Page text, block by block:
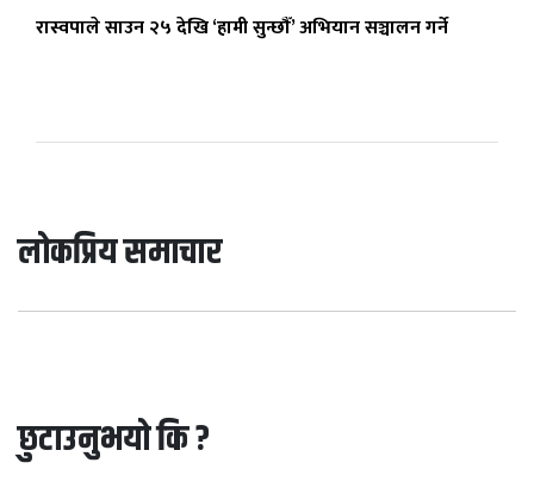
रास्वपाले साउन २५ देखि ‘हामी सुन्छौँ’ अभियान सञ्चालन गर्ने
लोकप्रिय समाचार
छुटाउनुभयो कि ?